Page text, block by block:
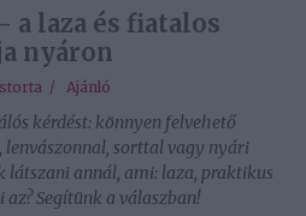
a laza és fiatalos
nyáron
/ Ajánló
kérdést: könnyen felvehető
sorttal vagy nyári
látszani annál, ami: laza, praktikus
Segítünk a válaszban!